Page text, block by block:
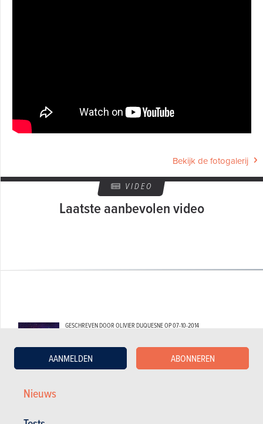
Nieuws
AANMELDEN ABONNEREN
Bekijk de fotogalerij
VIDEO
Laatste aanbevolen video
GESCHREVEN DOOR OLIVIER DUQUESNE OP07-10-2014